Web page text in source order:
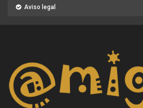
Aviso legal